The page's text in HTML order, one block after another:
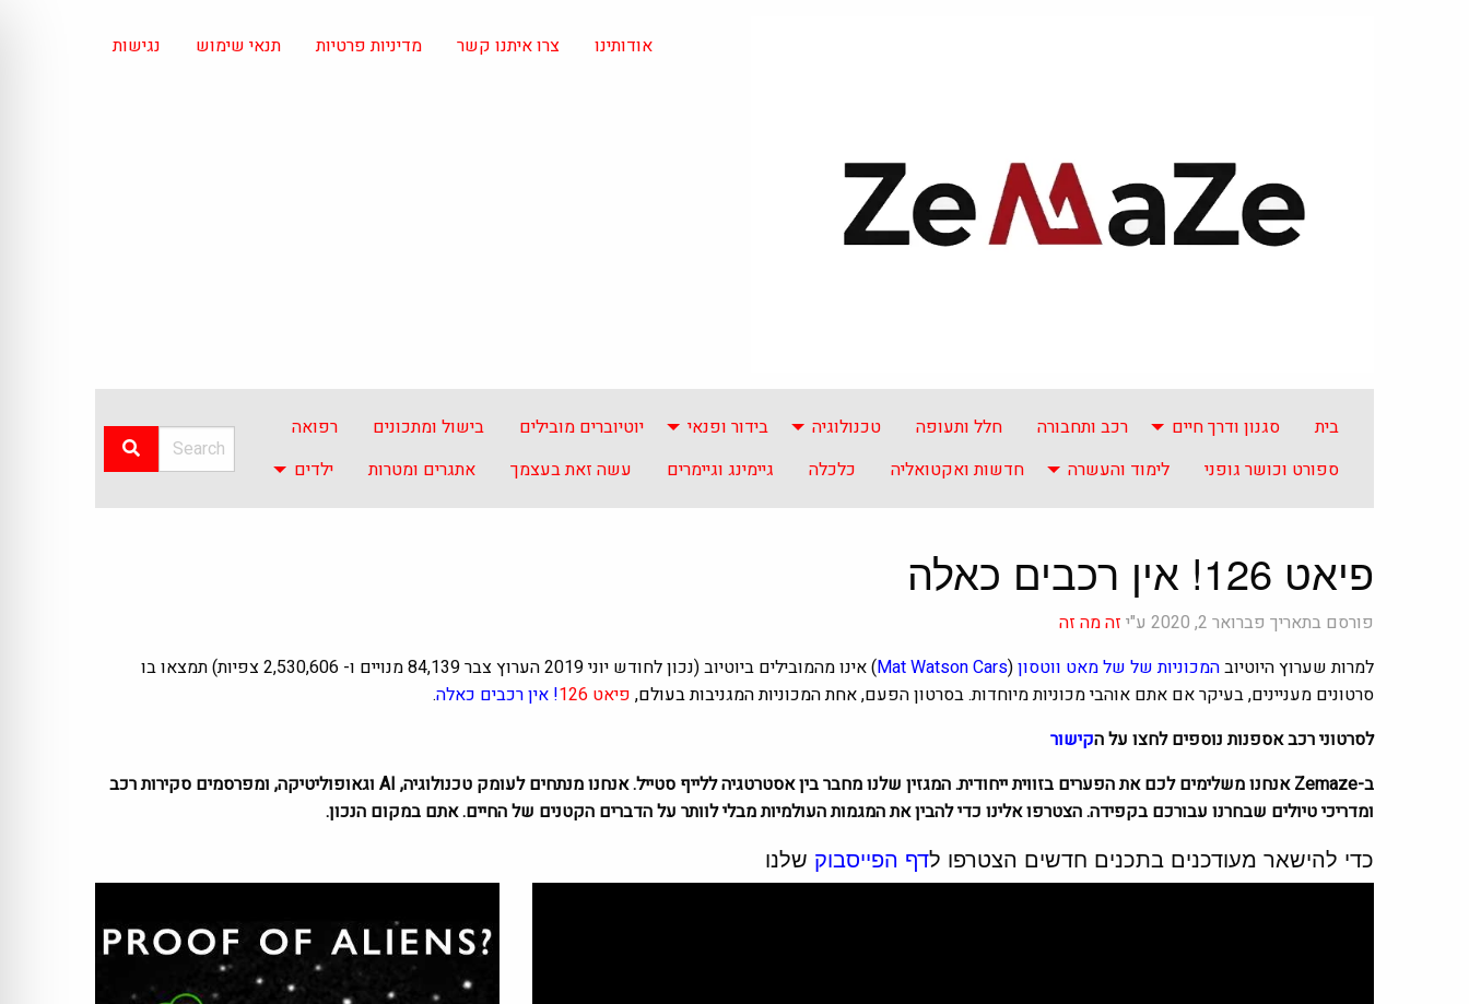
אודותינו צרו איתנו קשר מדיניות פרטיות תנאי שימוש נגישות
בית סגנון ודרך חיים רכב ותחבורה חלל ותעופה טכנולוגיה בידור ופנאי יוטיוברים מובילים בישול ומתכונים
רפואה
ספורט וכושר גופני
לימוד והעשרה חדשות ואקטואליה כלכלה גיימינג וגיימרים עשה זאת בעצמך אתגרים ומטרות ילדים
פיאט 126! אין רכבים כאלה
פורסם בתאריך פברואר 2, 2020 ע"י
זה מה זה
למרות שערוץ היוטיובהמכוניות של של מאט ווטסון(
Mat Watson Cars
) אינו מהמובילים ביוטיוב (נכון לחודש יוני 2019 הערוץ צבר 84,139 מנויים ו- 2,530,606 צפיות) תמצאו בו
סרטונים מעניינים, בעיקר אם אתם אוהבי מכוניות מיוחדות. בסרטון הפעם,אחת המכוניות המגניבות בעולם, פיאט 126 ! אין רכבים כאלה.
לסרטוני רכב אספנות נוספים לחצו על הקישור
ב-Zemaze אנחנו משלימים לכם את הפערים בזווית ייחודית. המגזין שלנו מחבר בין אסטרטגיה ללייף סטייל. אנחנו מנתחים לעומק טכנולוגיה, AI וגאופוליטיקה, ומפרסמים סקירות רכב
ומדריכי טיולים שבחרנו עבורכם בקפידה. הצטרפו אלינו כדי להבין את המגמות העולמיות מבלי לוותר על הדברים הקטנים של החיים. אתם במקום הנכון.
כדי להישאר מעודכנים בתכנים חדשים הצטרפו לדף הפייסבוק שלנו